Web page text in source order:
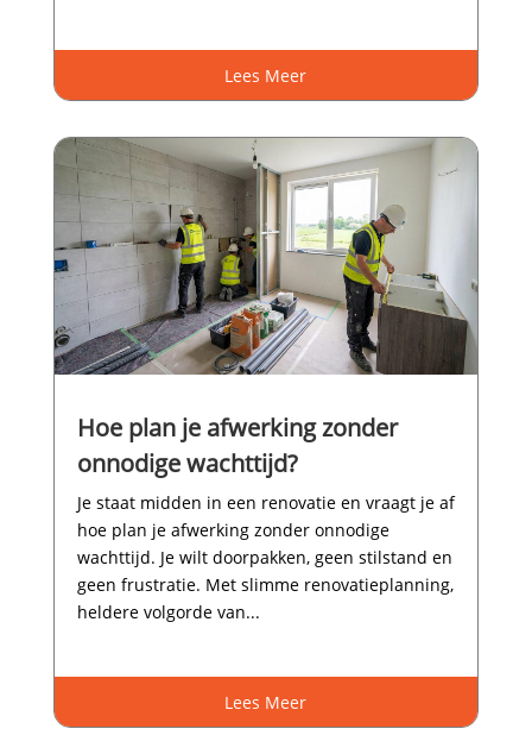
Lees Meer
Hoe plan je afwerking zonder
onnodige wachttijd?
Je staat midden in een renovatie en vraagt je af
hoe plan je afwerking zonder onnodige
wachttijd.​ Je wilt doorpakken, geen stilstand en
geen frustratie.​ Met slimme renovatieplanning,
heldere volgorde van...
Lees Meer